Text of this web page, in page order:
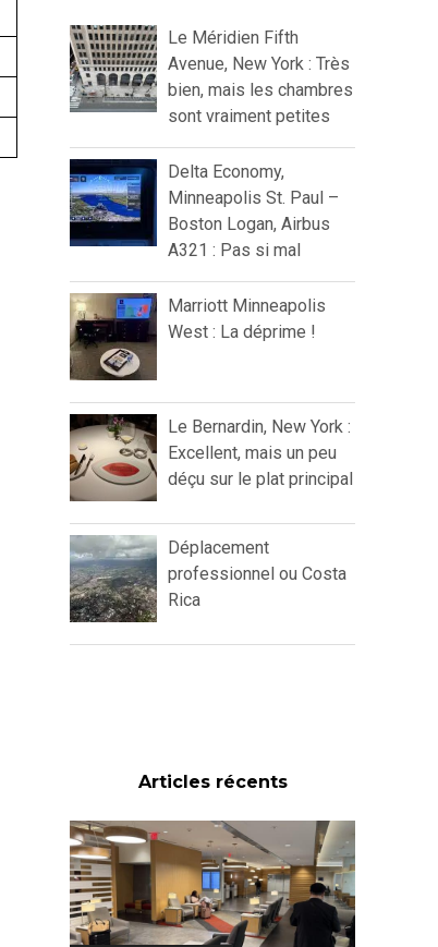
Le Méridien Fifth
Avenue, New York : Très
bien, mais les chambres
sont vraiment petites
Delta Economy,
Minneapolis St. Paul –
Boston Logan, Airbus
A321 : Pas si mal
Marriott Minneapolis
West : La déprime !
Le Bernardin, New York :
Excellent, mais un peu
déçu sur le plat principal
Déplacement
professionnel ou Costa
Rica
Articles récents